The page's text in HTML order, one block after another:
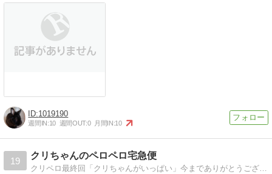
1019190
週間IN:10 週間OUT:0 月間IN:10
19
クリちゃんのペロペロ宅急便
クリペロ最終回「クリちゃんがいっぱい」今までありがとうございました